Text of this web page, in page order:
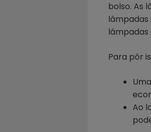
bolso. As
lâmpadas
lâmpadas
Para pôr
Ao